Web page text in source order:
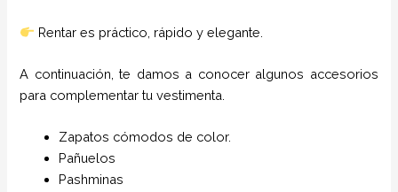
Rentar es práctico, rápido y elegante.
A continuación, te damos a conocer algunos accesorios
para complementar tu vestimenta.
Zapatos cómodos de color.
Pañuelos
Pashminas